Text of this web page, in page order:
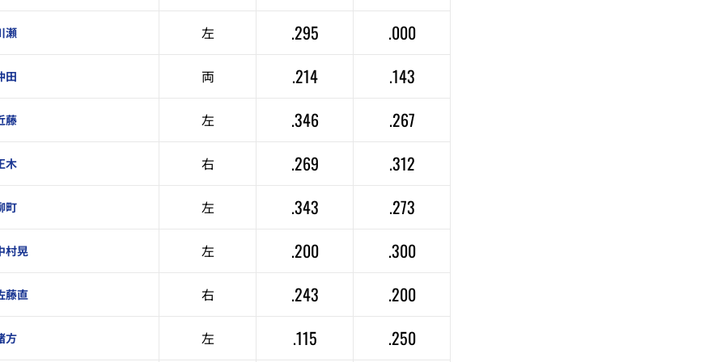
瀬 左 .295 .000
田 両 .214 .143
藤 左 .346 .267
木 右 .269 .312
町 左 .343 .273
村晃 左 .200 .300
藤直 右 .243 .200
方 左 .115 .250